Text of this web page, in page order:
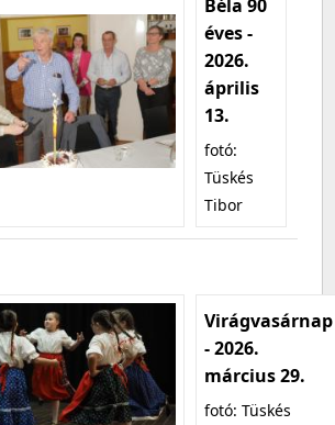
Béla 90
éves -
2026.
április
13.
fotó:
Tüskés
Tibor
Virágvasárnap
- 2026.
március 29.
fotó: Tüskés